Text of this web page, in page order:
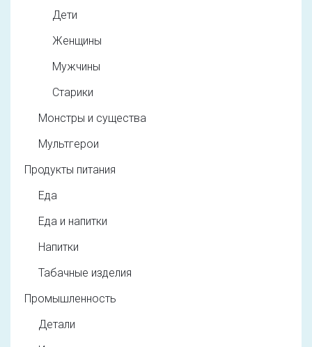
Дети
Женщины
Мужчины
Старики
Монстры и существа
Мультгерои
Продукты питания
Еда
Еда и напитки
Напитки
Табачные изделия
Промышленность
Детали